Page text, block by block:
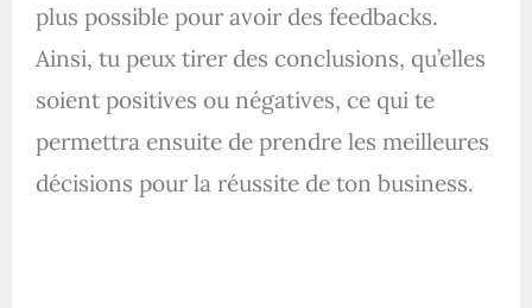
plus possible pour avoir des feedbacks.
Ainsi, tu peux tirer des conclusions, qu’elles
soient positives ou négatives, ce qui te
permettra ensuite de prendre les meilleures
décisions pour la réussite de ton business.